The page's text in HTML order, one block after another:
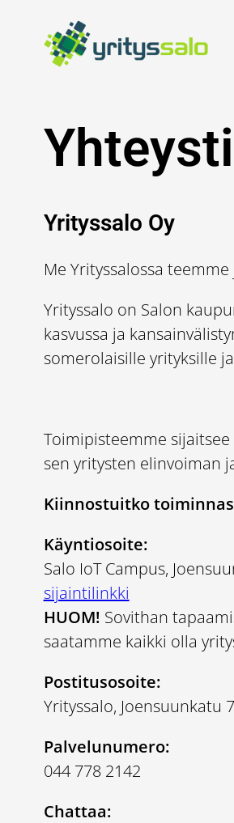
sisältöön
Yrityssalo Oy
Me Yrityssalossa
Yrityssalo on Salon
kasvussa ja
somerolaisille yrityksille
Toimipisteemme
sen yritysten elinvoiman
Kiinnostuitko
Käyntiosoite:
Salo IoT Campus,
sijaintilinkki
HUOM! Sovithan
saatamme kaikki olla
Postitusosoite:
Yrityssalo, Joensuunkatu
Palvelunumero:
044 778 2142
Chattaa: